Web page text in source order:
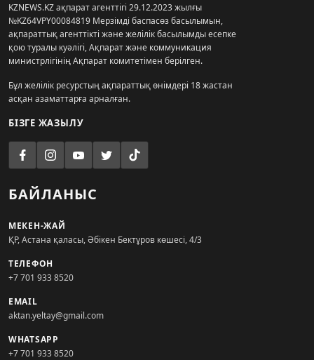
KZNEWS.KZ ақпарат агенттігі 29.12.2023 жылғы
№KZ64VPY00084819 Мерзімді баспасөз басылымын,
ақпараттық агенттікті және желілік басылымды есепке
қою туралы куәлігі, Ақпарат және коммуникация
министрлігінің Ақпарат комитетімен берілген.
Бұл желілік ресурстың ақпараттық өнімдері 18 жастан
асқан азаматтарға арналған.
БІЗГЕ ЖАЗЫЛУ
БАЙЛАНЫС
МЕКЕН-ЖАЙ
ҚР, Астана қаласы, Әбікен Бектұров көшесі, 4/3
ТЕЛЕФОН
+7 701 933 8520
EMAIL
aktan.yeltay@gmail.com
WHATSAPP
+7 701 933 8520